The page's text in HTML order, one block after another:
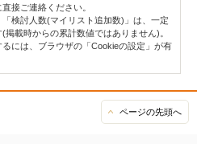
接ご連絡ください。
検討人数(マイリスト追加数)」は、一定
載時からの累計数値ではありません)。
には、ブラウザの「Cookieの設定」が有
ページの先頭へ